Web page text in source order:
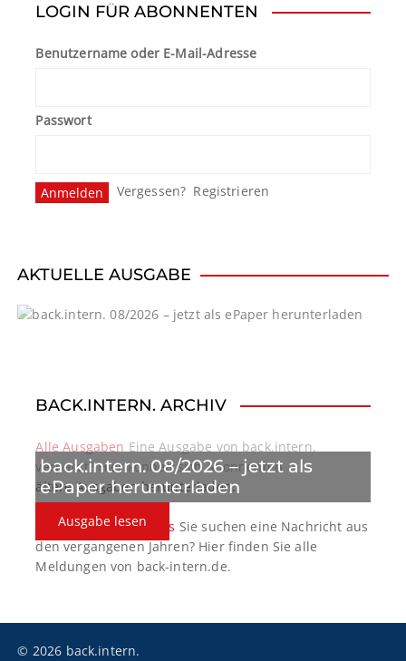
LOGIN FÜR ABONNENTEN
Benutzername oder E-Mail-Adresse
Passwort
Vergessen? Registrieren
AKTUELLE AUSGABE
back.intern. 08/2026 – jetzt als
ePaper herunterladen
Ausgabe lesen
BACK.INTERN. ARCHIV
Alle Ausgaben Eine Ausgabe von back.intern.
verpasst? Hier können sich Abonnenten
ältere Ausgaben herunterladen.
back.intern. Top-News Sie suchen eine Nachricht aus
den vergangenen Jahren? Hier finden Sie alle
Meldungen von back-intern.de.
© 2026 back.intern.